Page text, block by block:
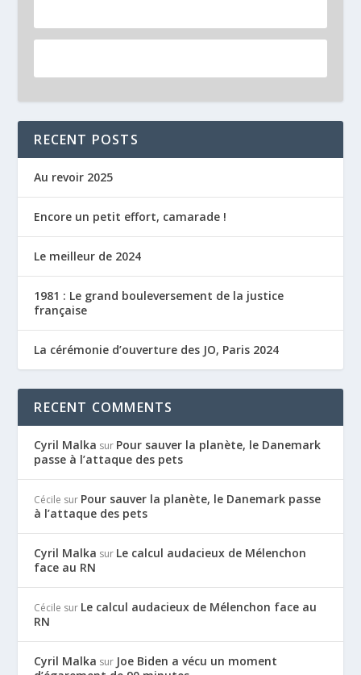
RECENT POSTS
Au revoir 2025
Encore un petit effort, camarade !
Le meilleur de 2024
1981 : Le grand bouleversement de la justice
française
La cérémonie d’ouverture des JO, Paris 2024
RECENT COMMENTS
Cyril Malka sur Pour sauver la planète, le Danemark
passe à l’attaque des pets
Cécile sur Pour sauver la planète, le Danemark passe
à l’attaque des pets
Cyril Malka sur Le calcul audacieux de Mélenchon
face au RN
Cécile sur Le calcul audacieux de Mélenchon face au
RN
Cyril Malka sur Joe Biden a vécu un moment